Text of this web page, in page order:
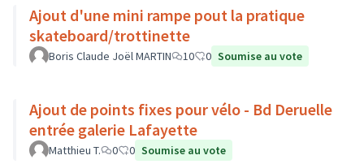
Ajout d'une mini rampe pout la pratique
skateboard/trottinette
Boris Claude Joël MARTIN 10 0 Soumise au vote
Ajout de points fixes pour vélo - Bd Deruelle
entrée galerie Lafayette
Matthieu T. 0 0 Soumise au vote